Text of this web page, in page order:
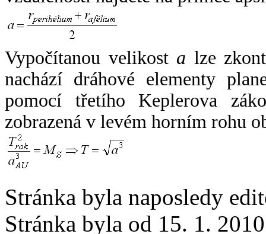
Vypočítanou velikost a lze
nachází dráhové elementy
pomocí třetího Keplerova
zobrazená v levém horním rohu
Stránka byla naposledy
Stránka byla od 15. 1.